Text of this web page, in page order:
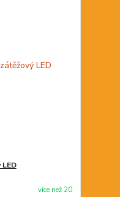
více než 20